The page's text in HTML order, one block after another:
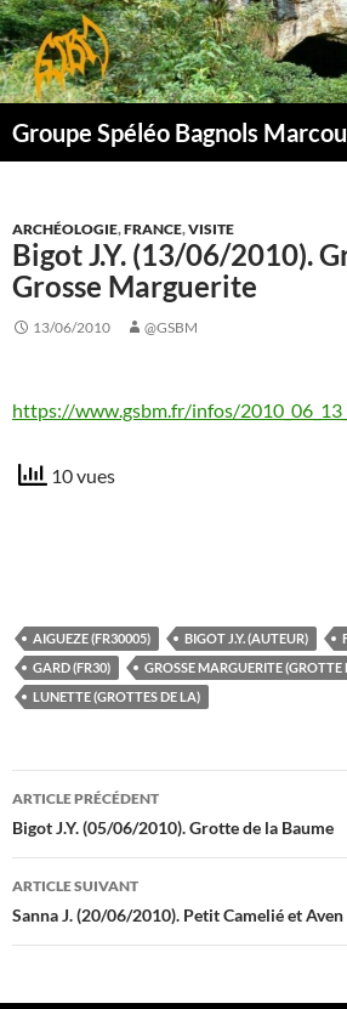
Aller
au
contenu
Groupe Spéléo Bagnols
ARCHÉOLOGIE,FRANCE,VISITE
Bigot J.Y. (13/06/2010).
Grosse Marguerite
13/06/2010 @GSBM
https://www.gsbm.fr/infos/
10 vues
AIGUEZE (FR30005) BIGOT J.Y. (AUTEUR)
GARD (FR30)
GROSSE MARGUERITE (GROTTE
LUNETTE (GROTTES DE LA)
Navigation
des
articles
ARTICLE PRÉCÉDENT
Bigot J.Y. (05/06/2010). Grotte de la Baume
ARTICLE SUIVANT
Sanna J. (20/06/2010). Petit Camelié et Aven